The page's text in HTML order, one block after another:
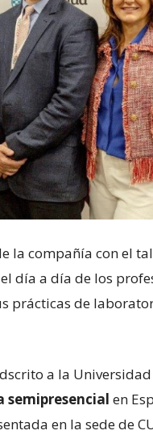
la compañía con el
día a día de los
prácticas de
a la
semipresencial en
en la sede de